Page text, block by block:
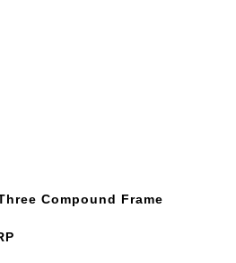
Compound Frame